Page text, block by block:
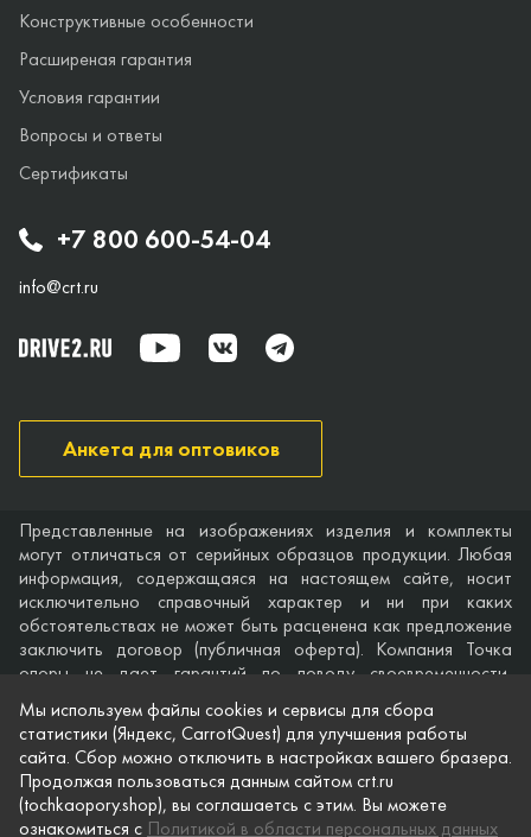
+7 800 600-54-04
info@crt.ru
Конструктивные особенности
Расширеная гарантия
Условия гарантии
Вопросы и ответы
Сертификаты
Анкета для оптовиков
Представленные на изображениях изделия и комплекты
могут отличаться от серийных образцов продукции. Любая
информация, содержащаяся на настоящем сайте, носит
исключительно справочный характер и ни при каких
обстоятельствах не может быть расценена как предложение
заключить договор (публичная оферта). Компания Точка
опоры не дает гарантий по поводу своевременности,
точности и полноты информации на веб-сайте, а также по
поводу беспрепятственного доступа к нему в любое время.
Технические характеристики и комплектация изделий,
указанные на сайте, приведены для примера и могут быть
изменены в любое время без предварительного уведомления.
Мы используем файлы cookies и сервисы для сбора
статистики (Яндекс, CarrotQuest) для улучшения работы
сайта. Сбор можно отключить в настройках вашего бразера.
Продолжая пользоваться данным сайтом crt.ru
(tochkaopory.shop), вы соглашаетсь с этим. Вы можете
ознакомиться с Политикой в области персональных данных